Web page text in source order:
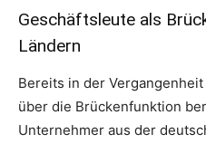
Geschäftsleute als
Ländern
Bereits in der
über die Brückenfunktion
Unternehmer aus der